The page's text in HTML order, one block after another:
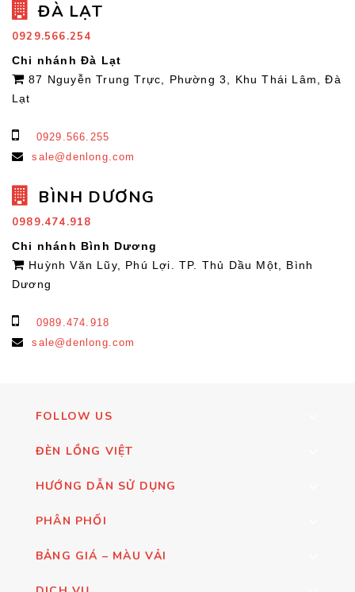
ĐÀ LẠT
0929.566.254
Chi nhánh Đà Lạt
87 Nguyễn Trung Trực, Phường 3, Khu Thái Lâm, Đà
Lạt
0929.566.255
sale@denlong.com
BÌNH DƯƠNG
0989.474.918
Chi nhánh Bình Dương
Huỳnh Văn Lũy, Phú Lợi. TP. Thủ Dầu Một, Bình
Dương
0989.474.918
sale@denlong.com
FOLLOW US
ĐÈN LỒNG VIỆT
HƯỚNG DẪN SỬ DỤNG
PHÂN PHỐI
BẢNG GIÁ – MÀU VẢI